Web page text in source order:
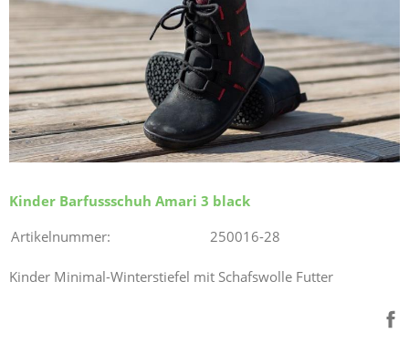
Kinder Barfussschuh Amari 3 black
Artikelnummer:
250016-28
Kinder Minimal-Winterstiefel mit Schafswolle Futter